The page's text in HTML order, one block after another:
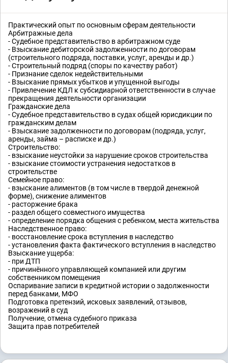
Практический опыт по основным сферам деятельности
Арбитражные дела
- Судебное представительство в арбитражном суде
- Взыскание дебиторской задолженности по договорам
(строительного подряда, поставки, услуг, аренды и др.)
- Строительный подряд (споры по качеству работ)
- Признание сделок недействительными
- Взыскание прямых убытков и упущенной выгоды
- Привлечение КДЛ к субсидиарной ответственности в случае
прекращения деятельности организации
Гражданские дела
- Судебное представительство в судах общей юрисдикции по
гражданским делам
- Взыскание задолженности по договорам (подряда, услуг,
аренды, займа – расписке и др.)
Строительство:
- взыскание неустойки за нарушение сроков строительства
- взыскание стоимости устранения недостатков в
строительстве
Семейное право:
- взыскание алиментов (в том числе в твердой денежной
форме), снижение алиментов
- расторжение брака
- раздел общего совместного имущества
- определение порядка общения с ребенком, места жительства
Наследственное право:
- восстановление срока вступления в наследство
- установления факта фактического вступления в наследство
Взыскание ущерба:
- при ДТП
- причинённого управляющей компанией или другим
собственником помещения
Оспаривание записи в кредитной истории о задолженности
перед банками, МФО
Подготовка претензий, исковых заявлений, отзывов,
возражений в суд
Получение, отмена судебного приказа
Защита прав потребителей